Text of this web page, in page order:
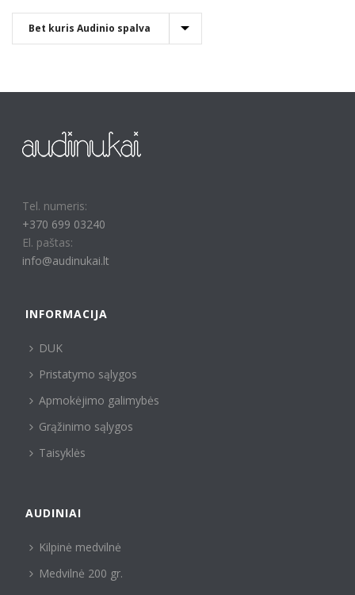
Tel. numeris:
+370 699 03240
El. paštas:
info@audinukai.lt
INFORMACIJA
DUK
Pristatymo sąlygos
Apmokėjimo galimybės
Grąžinimo sąlygos
Taisyklės
AUDINIAI
Kilpinė medvilnė
Medvilnė 200 gr.